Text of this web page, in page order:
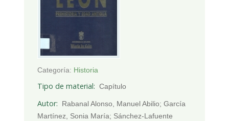
Categoría: Historia
Tipo de material Capítulo
Autor
Rabanal Alonso, Manuel Abilio; García
Martínez, Sonia María; Sánchez-Lafuente